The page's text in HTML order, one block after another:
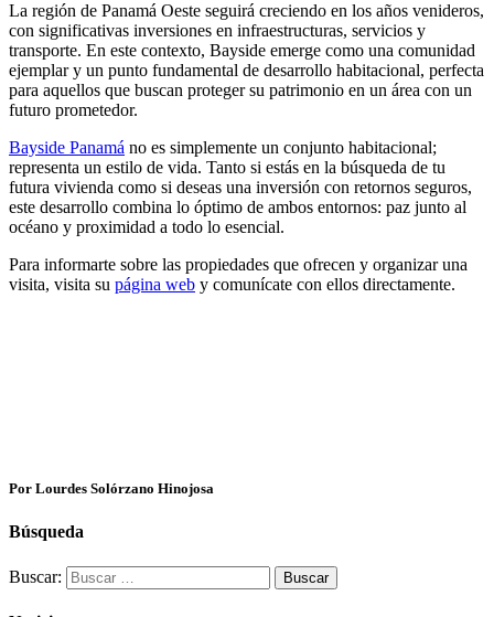
La región de Panamá Oeste seguirá creciendo en los años venideros,
con significativas inversiones en infraestructuras, servicios y
transporte. En este contexto, Bayside emerge como una comunidad
ejemplar y un punto fundamental de desarrollo habitacional, perfecta
para aquellos que buscan proteger su patrimonio en un área con un
futuro prometedor.
Bayside Panamá no es simplemente un conjunto habitacional;
representa un estilo de vida. Tanto si estás en la búsqueda de tu
futura vivienda como si deseas una inversión con retornos seguros,
este desarrollo combina lo óptimo de ambos entornos: paz junto al
océano y proximidad a todo lo esencial.
Para informarte sobre las propiedades que ofrecen y organizar una
visita, visita su página web y comunícate con ellos directamente.
Por Lourdes Solórzano Hinojosa
Búsqueda
Buscar: